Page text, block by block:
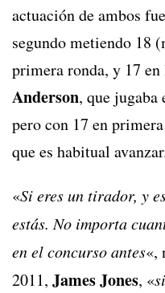
actuación de ambos
segundo metiendo 18
primera ronda, y 17
Anderson, que jugaba
pero con 17 en
que es habitual
«Si eres un tirador, y
estás. No importa
en el concurso antes«,
2011, James Jones, «